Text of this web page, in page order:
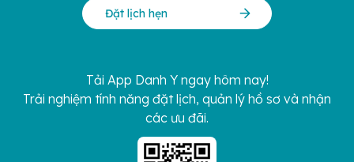
Đặt lịch hẹn
Tải App Danh Y ngay hôm nay!
Trải nghiệm tính năng đặt lịch, quản lý hồ sơ và nhận
các ưu đãi.